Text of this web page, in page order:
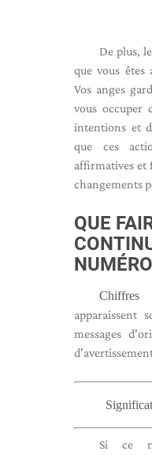
De plus,
que vous
Vos anges
vous occuper
intentions et
que ces
affirmatives et
changements
QUE
apparaissent
messages
Si ce